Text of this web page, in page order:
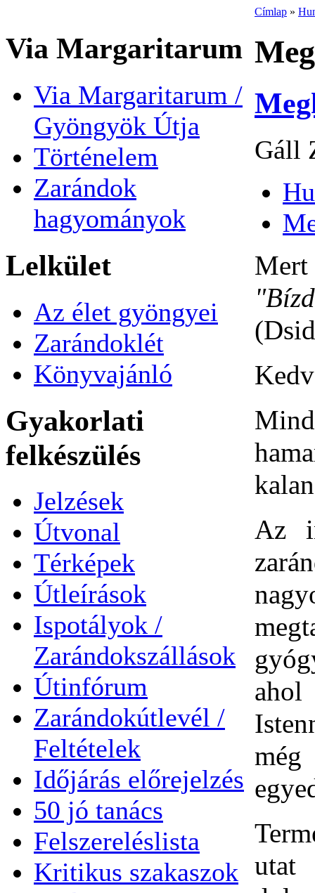
Via Margaritarum
Via Margaritarum /
Gyöngyök Útja
Történelem
Zarándok
hagyományok
Lelkület
Az élet gyöngyei
Zarándoklét
Könyvajánló
Gyakorlati
felkészülés
Jelzések
Útvonal
Térképek
Útleírások
Ispotályok /
Zarándokszállások
Útinfórum
Zarándokútlevél /
Feltételek
Időjárás előrejelzés
50 jó tanács
Felszereléslista
Kritikus szakaszok
Címlap »
Gáll
Mert
Az
ahol
még
utat